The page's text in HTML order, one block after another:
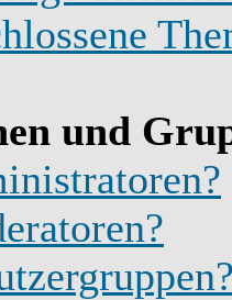
und